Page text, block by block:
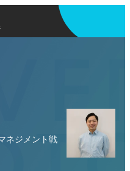
ネジメント戦